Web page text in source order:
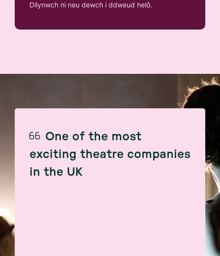
Dilynwch ni neu dewch i ddweud helô.
One of the most
exciting theatre companies
in the UK